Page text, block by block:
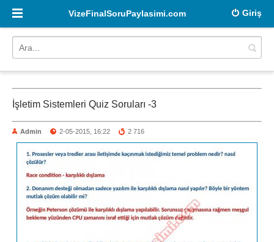
Giriş
VizeFinalSoruPaylasimi.com
İşletim Sistemleri Quiz Soruları -3
Admin 2-05-2015, 16:22 2 716